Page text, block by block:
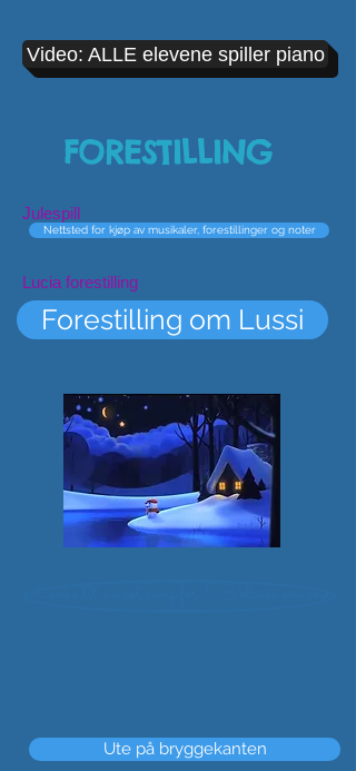
Video: ALLE elevene spiller piano
FORESTILLING
Julespill
Nettsted for kjøp av musikaler, forestillinger og noter
Lucia forestilling
Forestilling om Lussi
Ute på bryggekanten